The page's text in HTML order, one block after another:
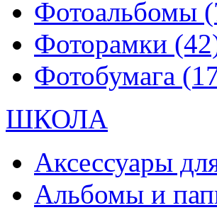
Фотоальбомы
Фоторамки
Фотобумага
ШКОЛА
Аксессуары
Альбомы и